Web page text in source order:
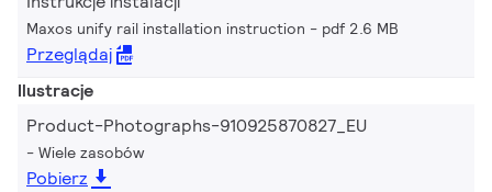
Maxos unify rail installation instruction pdf 2.6 MB
Przeglądaj
Ilustracje
Product-Photographs-910925870827_EU
Wiele zasobów
Pobierz